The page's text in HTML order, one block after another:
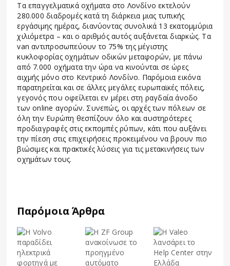
Τα επαγγελματικά οχήματα στο Λονδίνο εκτελούν
280.000 διαδρομές κατά τη διάρκεια μιας τυπικής
εργάσιμης ημέρας, διανύοντας συνολικά 13 εκατομμύρια
χιλιόμετρα – και ο αριθμός αυτός αυξάνεται διαρκώς. Τα
van αντιπροσωπεύουν το 75% της μέγιστης
κυκλοφορίας οχημάτων οδικών μεταφορών, με πάνω
από 7.000 οχήματα την ώρα να κινούνται σε ώρες
αιχμής μόνο στο Κεντρικό Λονδίνο. Παρόμοια εικόνα
παρατηρείται και σε άλλες μεγάλες ευρωπαϊκές πόλεις,
γεγονός που οφείλεται εν μέρει στη ραγδαία άνοδο
των online αγορών. Συνεπώς, οι αρχές των πόλεων σε
όλη την Ευρώπη θεσπίζουν όλο και αυστηρότερες
προδιαγραφές στις εκπομπές ρύπων, κάτι που αυξάνει
την πίεση στις επιχειρήσεις προκειμένου να βρουν πιο
βιώσιμες και πρακτικές λύσεις για τις μετακινήσεις των
οχημάτων τους.
Παρόμοια Άρθρα